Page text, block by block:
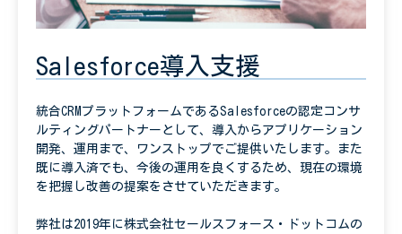
Salesforce導入支援
統合CRMプラットフォームであるSalesforceの認定コンサ
ルティングパートナーとして、導入からアプリケーション
開発、運用まで、ワンストップでご提供いたします。また
既に導入済でも、今後の運用を良くするため、現在の環境
を把握し改善の提案をさせていただきます。
弊社は2019年に株式会社セールスフォース・ドットコムの